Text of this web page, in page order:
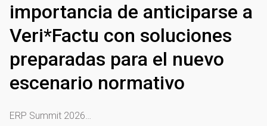
importancia de anticiparse a
Veri*Factu con soluciones
preparadas para el nuevo
escenario normativo
ERP Summit 2026…